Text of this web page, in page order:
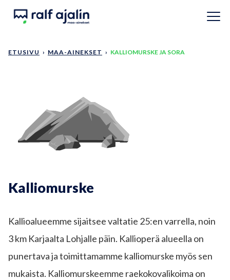
ETUSIVU › MAA-AINEKSET › KALLIOMURSKE JA SORA
Kalliomurske
Kallioalueemme sijaitsee valtatie 25:en varrella, noin
3 km Karjaalta Lohjalle päin. Kallioperä alueella on
punertava ja toimittamamme kalliomurske myös sen
mukaista. Kalliomurskeemme raekokovalikoima on